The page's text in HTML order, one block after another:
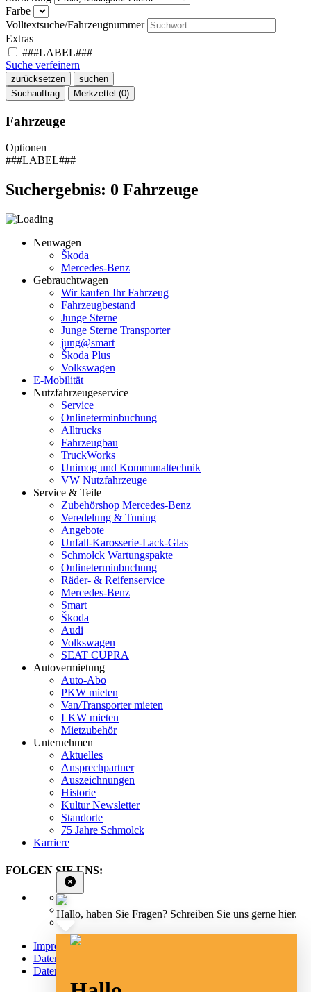
Farbe
Volltextsuche/Fahrzeugnummer
Extras
###LABEL###
Suche verfeinern
zurücksetzen
suchen
Suchauftrag
Merkzettel (0)
Fahrzeuge
Optionen
###LABEL###
Suchergebnis: 0 Fahrzeuge
Neuwagen
Škoda
Mercedes-Benz
Gebrauchtwagen
Wir kaufen Ihr Fahrzeug
Fahrzeugbestand
Junge Sterne
Junge Sterne Transporter
jung@smart
Škoda Plus
Volkswagen
E-Mobilität
Nutzfahrzeugeservice
Service
Onlineterminbuchung
Alltrucks
Fahrzeugbau
TruckWorks
Unimog und Kommunaltechnik
VW Nutzfahrzeuge
Service & Teile
Zubehörshop Mercedes-Benz
Veredelung & Tuning
Angebote
Unfall-Karosserie-Lack-Glas
Schmolck Wartungspakte
Onlineterminbuchung
Räder- & Reifenservice
Mercedes-Benz
Smart
Škoda
Audi
Volkswagen
SEAT CUPRA
Autovermietung
Auto-Abo
PKW mieten
Van/Transporter mieten
LKW mieten
Mietzubehör
Unternehmen
Aktuelles
Ansprechpartner
Auszeichnungen
Historie
Kultur Newsletter
Standorte
75 Jahre Schmolck
Karriere
FOLGEN SIE UNS:
Impressum
Datenschutz
Datenschutz Social Media
Hallo, haben Sie Fragen? Schreiben Sie uns gerne hier.